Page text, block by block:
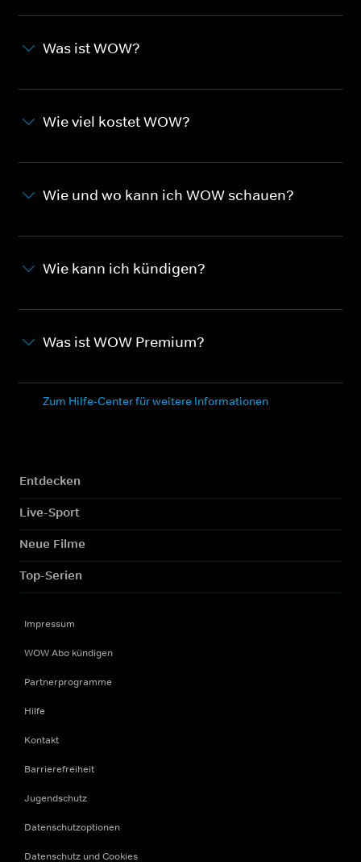
Was ist WOW?
Wie viel kostet WOW?
Wie und wo kann ich WOW schauen?
Wie kann ich kündigen?
Was ist WOW Premium?
Zum Hilfe-Center für weitere Informationen
Entdecken
Live-Sport
Neue Filme
Top-Serien
Impressum
WOW Abo kündigen
Partnerprogramme
Hilfe
Kontakt
Barrierefreiheit
Jugendschutz
Datenschutzoptionen
Datenschutz und Cookies